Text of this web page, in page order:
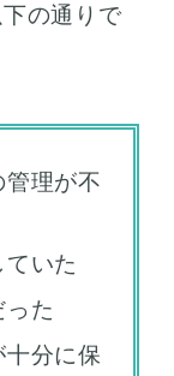
の通りで
理が不
いた
た
分に保